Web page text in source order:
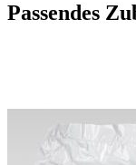
Passendes